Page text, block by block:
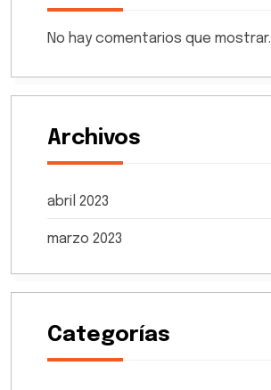
No hay comentarios que mostrar.
Archivos
abril 2023
marzo 2023
Categorías